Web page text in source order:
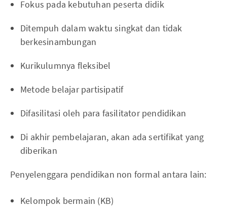
Fokus pada kebutuhan peserta didik
Ditempuh dalam waktu singkat dan tidak
berkesinambungan
Kurikulumnya fleksibel
Metode belajar partisipatif
Difasilitasi oleh para fasilitator pendidikan
Di akhir pembelajaran, akan ada sertifikat yang
diberikan
Penyelenggara pendidikan non formal antara lain:
Kelompok bermain (KB)